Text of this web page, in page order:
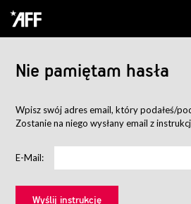
Nie pamiętam hasła
Wpisz swój adres email, który podałeś/
Zostanie na niego wysłany email z
E-Mail: